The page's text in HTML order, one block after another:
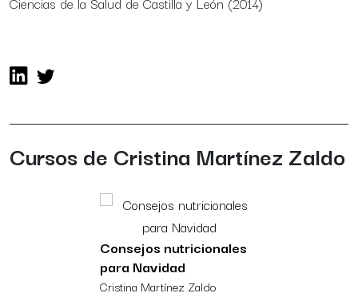
Cursos de Cristina Martínez Zaldo
Consejos nutricionales
para Navidad
Cristina Martínez Zaldo